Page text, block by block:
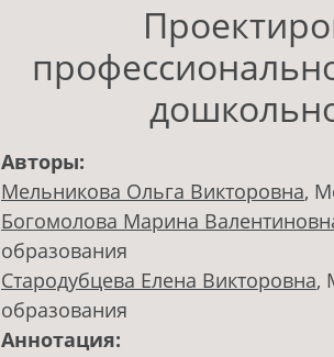
Авторы:
Мельникова Ольга Викторовна,
Богомолова Марина
образования
Стародубцева Елена Викторовна,
образования
Аннотация: